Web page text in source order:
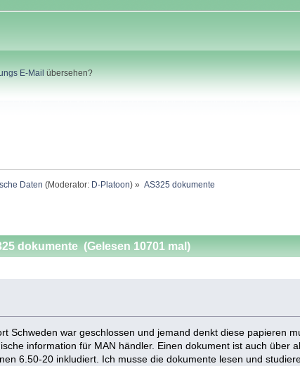
E-Mail übersehen?
Daten (Moderator: D-Platoon) » AS325 dokumente
dokumente (Gelesen 10701 mal)
Schweden war geschlossen und jemand denkt diese papieren
information für MAN händler. Einen dokument ist auch über
6.50-20 inkludiert. Ich musse die dokumente lesen und